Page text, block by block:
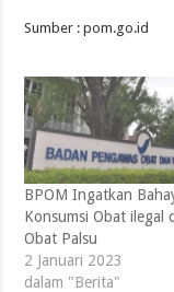
Sumber : pom.go.id
BPOM Ingatkan
Konsumsi Obat ilegal
Obat Palsu
2 Januari 2023
dalam "Berita"